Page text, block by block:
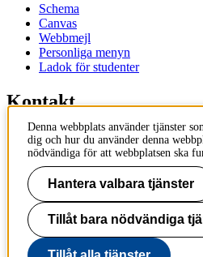
Schema
Canvas
Webbmejl
Personliga menyn
Ladok för studenter
Kontakt
Kontakta utbildningsprogram
Kontakta kurs
IT-support
KTH Entré
KTH
100 44 Stockholm
+46 8 790 60 00
Denna webbplats använder tjänster
dig och hur du använder denna
nödvändiga för att webbplatsen ska
Hantera valbara tjänster
Tillåt bara nödvändiga